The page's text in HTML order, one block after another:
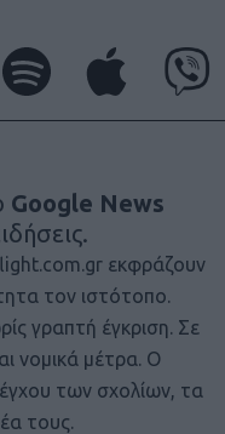
Google News
εκφράζουν
τον ιστότοπο.
γραπτή έγκριση. Σε
νομικά μέτρα. Ο
των σχολίων, τα
τους.